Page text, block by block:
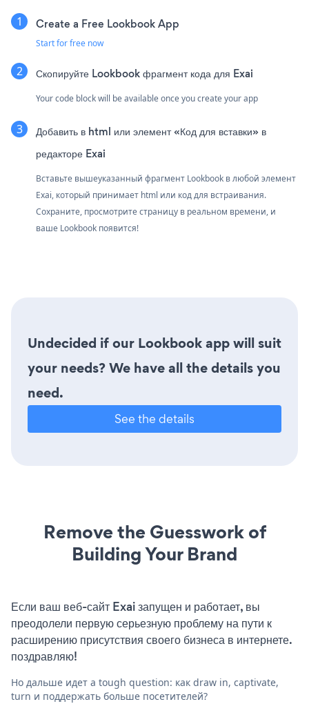
Create a Free Lookbook App
Start for free now
Скопируйте Lookbook фрагмент кода для Exai
Your code block will be available once you create your app
Добавить в html или элемент «Код для вставки» в
редакторе Exai
Вставьте вышеуказанный фрагмент Lookbook в любой элемент
Exai, который принимает html или код для встраивания.
Сохраните, просмотрите страницу в реальном времени, и
ваше Lookbook появится!
Undecided if our Lookbook app will suit
your needs? We have all the details you
need.
See the details
Remove the Guesswork of
Building Your Brand
Если ваш веб-сайт Exai запущен и работает, вы
преодолели первую серьезную проблему на пути к
расширению присутствия своего бизнеса в интернете.
поздравляю!
Но дальше идет a tough question: как draw in, captivate,
turn и поддержать больше посетителей?